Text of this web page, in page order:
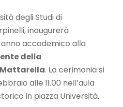
degli Studi di
inaugurerà
accademico alla
della
Mattarella. La cerimonia si
alle 11.00 nell’aula
in piazza Università.